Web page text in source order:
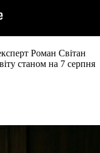
Роман Світан
станом на 7 серпня